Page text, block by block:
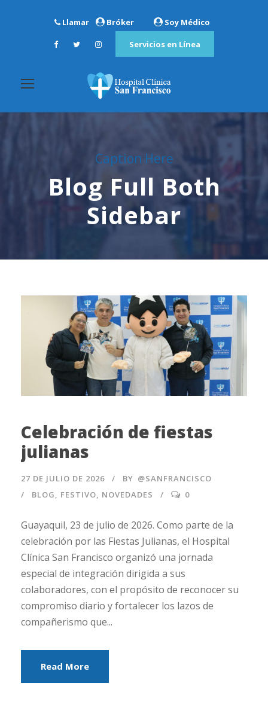
Llamar Bróker Soy Médico
Servicios en Línea
Caption Here
Blog Full Both
Sidebar
Celebración de fiestas
julianas
27 DE JULIO DE 2026 BY @SANFRANCISCO
BLOG, FESTIVO, NOVEDADES 0
Guayaquil, 23 de julio de 2026. Como parte de la
celebración por las Fiestas Julianas, el Hospital
Clínica San Francisco organizó una jornada
especial de integración dirigida a sus
colaboradores, con el propósito de reconocer su
compromiso diario y fortalecer los lazos de
compañerismo que...
Read More